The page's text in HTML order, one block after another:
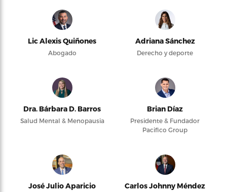
Lic Alexis Quiñones
Abogado
Adriana Sánchez
Derecho y deporte
Dra. Bárbara D. Barros
Salud Mental & Menopausia
Brian Díaz
Presidente & Fundador
Pacifico Group
José Julio Aparicio
Carlos Johnny Méndez